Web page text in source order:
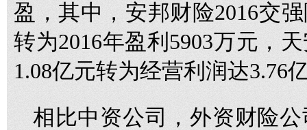
盈，其中，安邦财险2016交
转为2016年盈利5903万元，
1.08亿元转为经营利润达3.76
相比中资公司，外资财险